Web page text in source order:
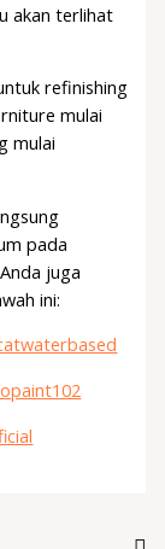
akan terlihat
refinishing
mulai
mulai
pada
juga
ini: